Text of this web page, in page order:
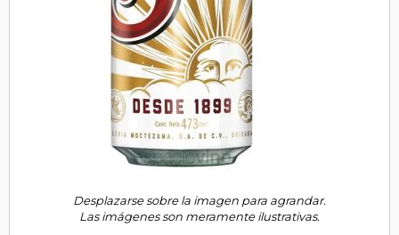
Desplazarse sobre la imagen para agrandar.
Las imágenes son meramente ilustrativas.